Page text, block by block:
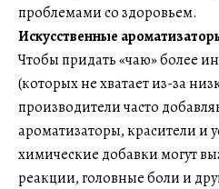
проблемами со здоровьем.
Искусственные
Чтобы придать «чаю» более
(которых не хватает из-за
производители часто
ароматизаторы, красители и
химические добавки могут
реакции, головные боли и